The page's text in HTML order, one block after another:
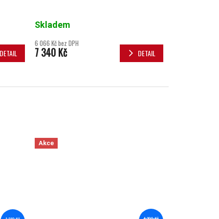
Akce
z 5 hvězdiček.
DETAIL
Skladem
6 066 Kč bez DPH
7 340 Kč DETAIL